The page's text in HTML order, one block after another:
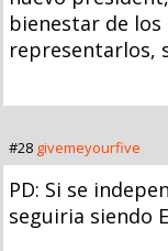
bienestar de
representarlos,
#28 givemeyourfive
PD: Si se
seguiria siendo